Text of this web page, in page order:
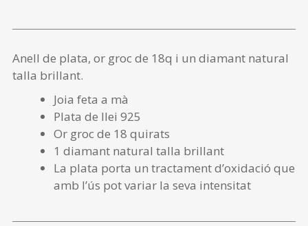
Anell de plata, or groc de 18q i un diamant natural
talla brillant.
Joia feta a mà
Plata de llei 925
Or groc de 18 quirats
1 diamant natural talla brillant
La plata porta un tractament d’oxidació que
amb l’ús pot variar la seva intensitat